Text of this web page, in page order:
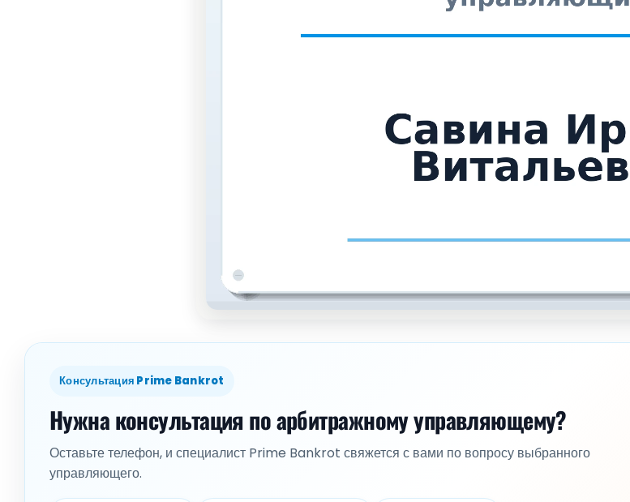
Консультация Prime Bankrot
Нужна консультация по арбитражному управляющему?
Оставьте телефон, и специалист Prime Bankrot свяжется с вами по вопросу выбранного
управляющего.